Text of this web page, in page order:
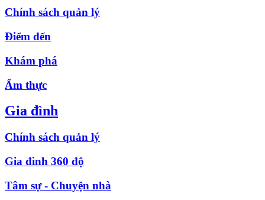
Chính sách quản lý
Điểm đến
Khám phá
Ẩm thực
Gia đình
Chính sách quản lý
Gia đình 360 độ
Tâm sự - Chuyện nhà